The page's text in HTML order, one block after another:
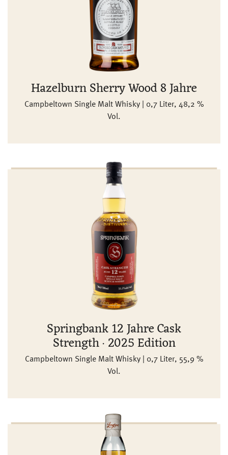
Hazelburn Sherry Wood 8 Jahre
Campbeltown Single Malt Whisky | 0,7 Liter, 48,2 %
Vol.
Springbank 12 Jahre Cask
Strength · 2025 Edition
Campbeltown Single Malt Whisky | 0,7 Liter, 55,9 %
Vol.